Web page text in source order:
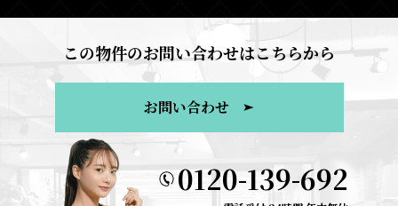
この物件のお問い合わせはこちらから
お問い合わせ
0120-139-692